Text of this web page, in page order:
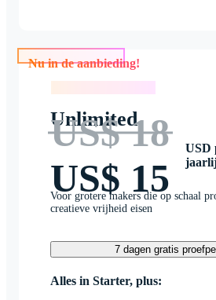
Nu in de aanbieding!
Unlimited
US$ 18
US$ 15
USD
Voor grotere makers die op schaal
creatieve vrijheid eisen
7 dagen gratis
Alles in Starter, plus: